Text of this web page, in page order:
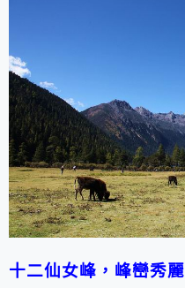
十二仙女峰，峰巒秀麗